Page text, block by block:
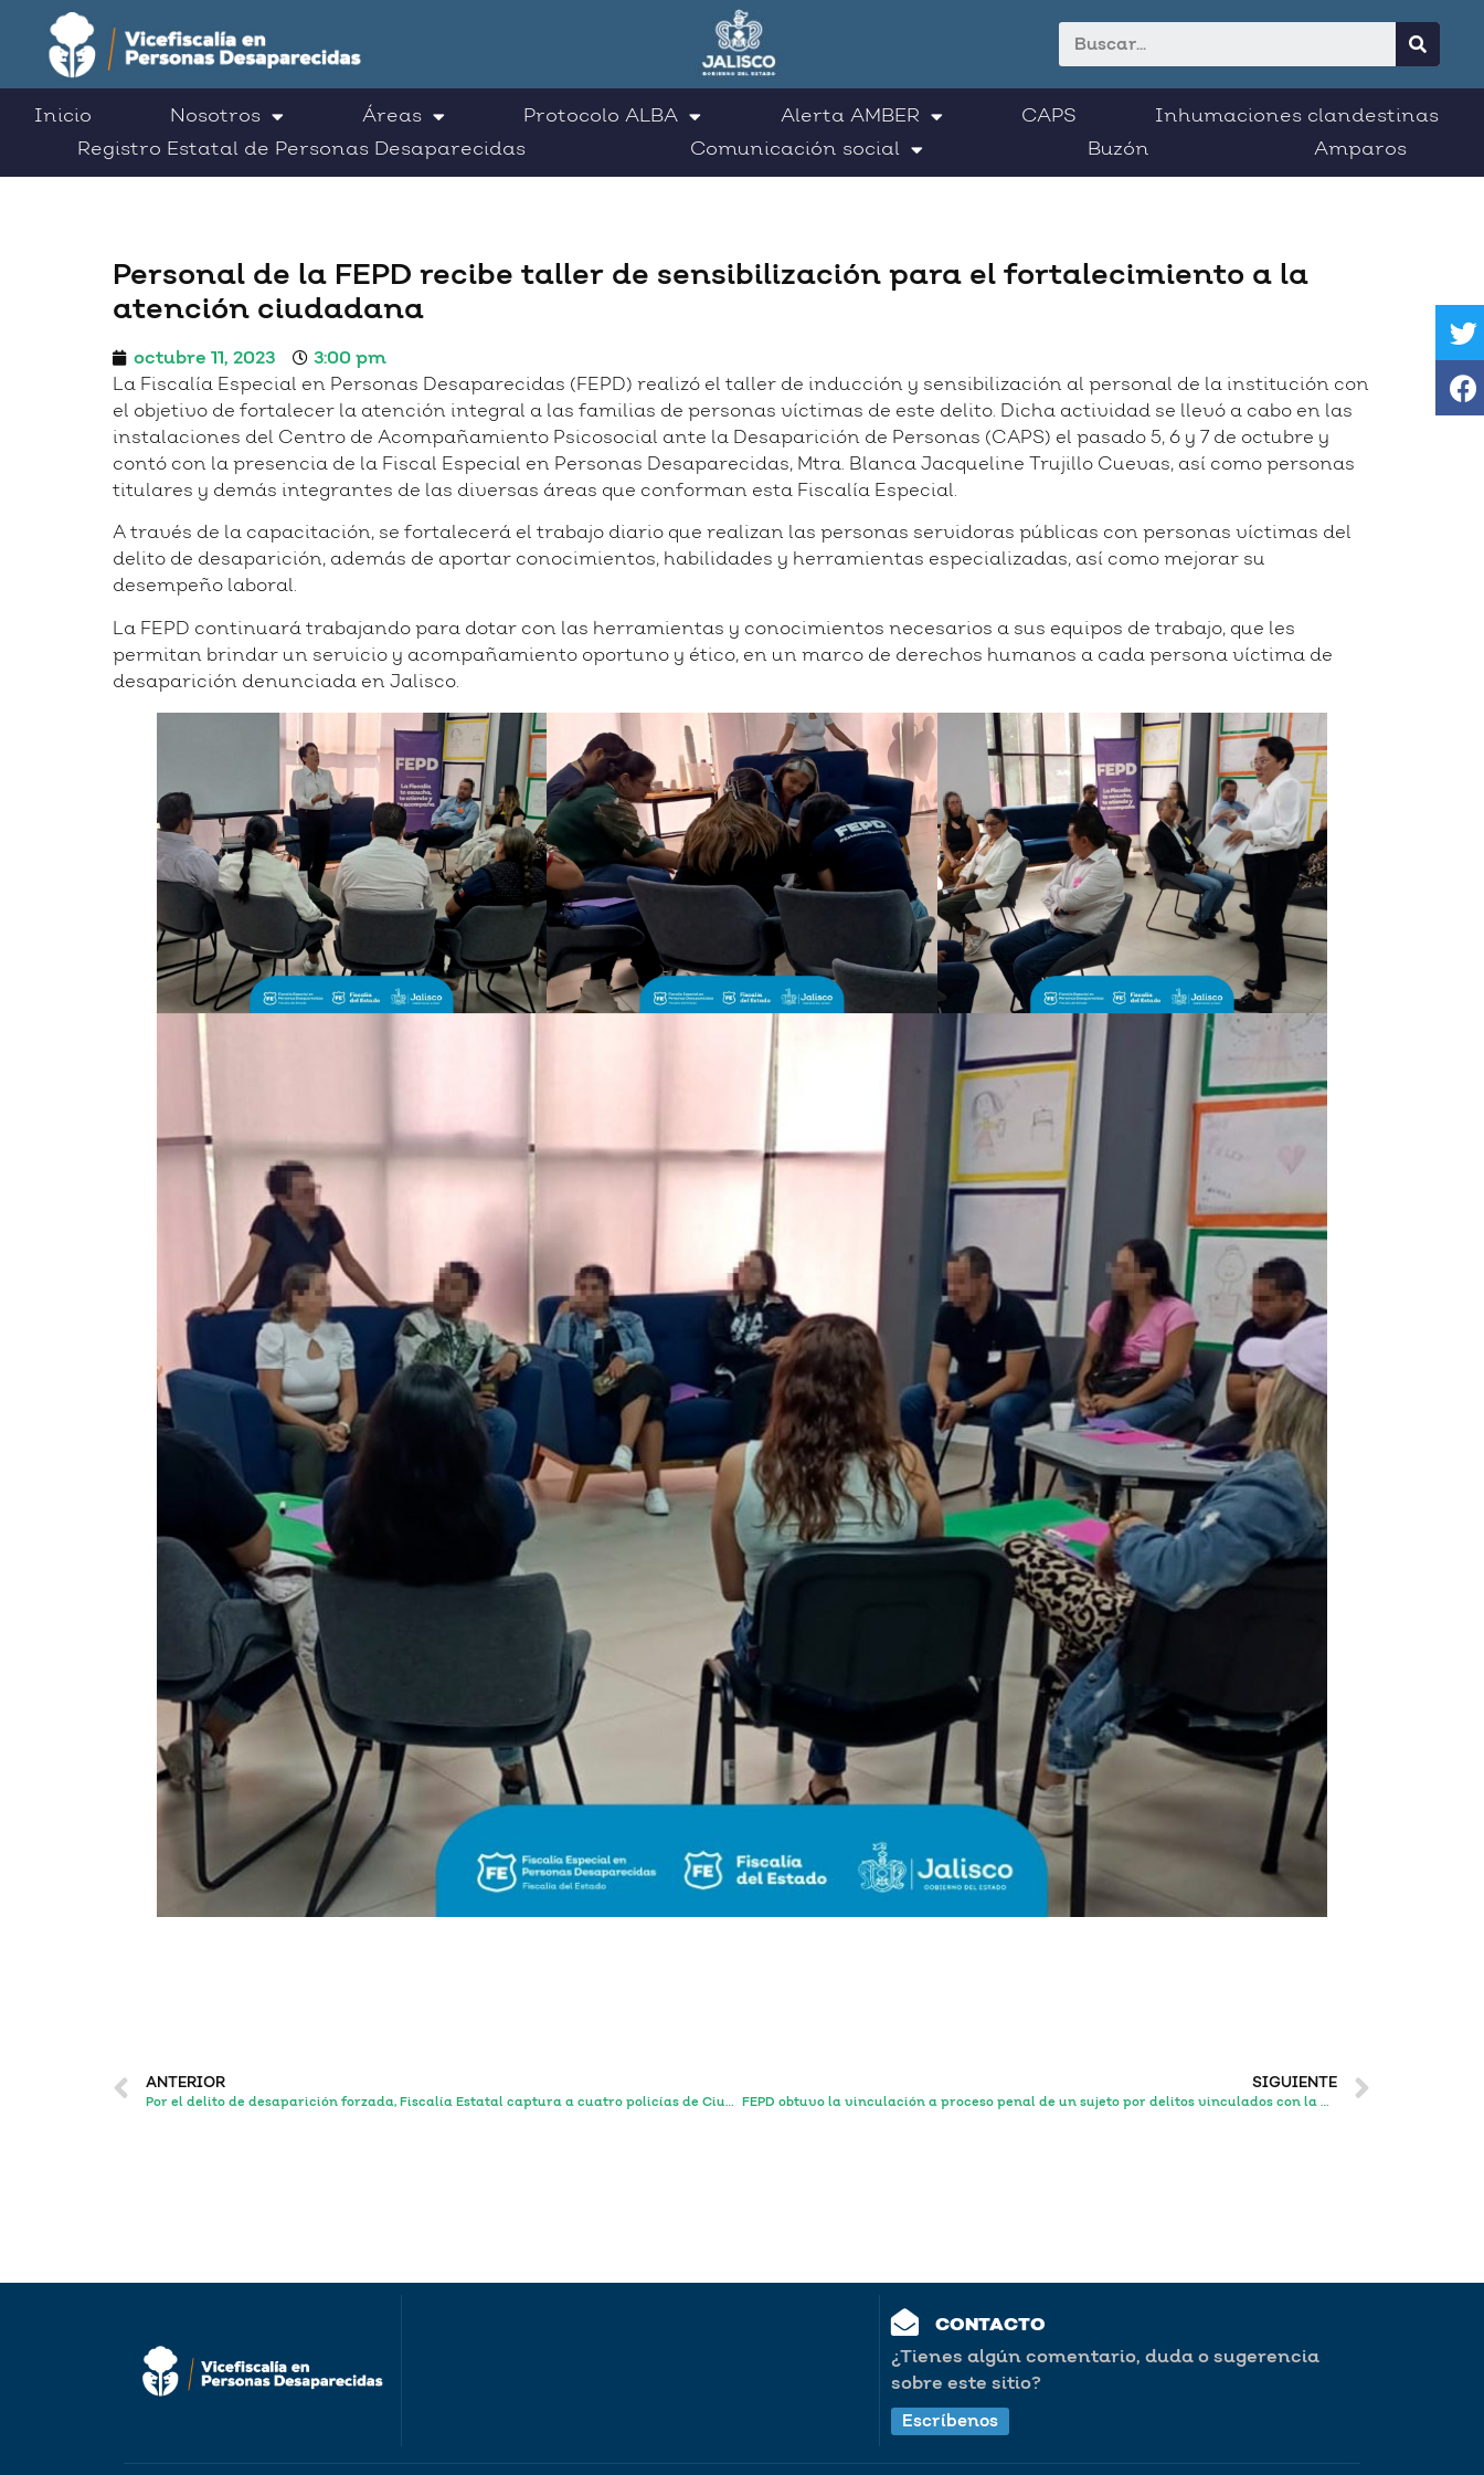
Inicio Nosotros Áreas Protocolo ALBA Alerta AMBER CAPS
Inhumaciones clandestinas
Registro Estatal de Personas Desaparecidas
Comunicación social Buzón Amparos
Personal de la FEPD recibe taller de sensibilización para el fortalecimiento a la
atención ciudadana
octubre 11, 2023
3:00 pm
La Fiscalía Especial en Personas Desaparecidas (FEPD) realizó el taller de inducción y sensibilización al personal de la institución con
el objetivo de fortalecer la atención integral a las familias de personas víctimas de este delito. Dicha actividad se llevó a cabo en las
instalaciones del Centro de Acompañamiento Psicosocial ante la Desaparición de Personas (CAPS) el pasado 5, 6 y 7 de octubre y
contó con la presencia de la Fiscal Especial en Personas Desaparecidas, Mtra. Blanca Jacqueline Trujillo Cuevas, así como personas
titulares y demás integrantes de las diversas áreas que conforman esta Fiscalía Especial.
A través de la capacitación, se fortalecerá el trabajo diario que realizan las personas servidoras públicas con personas víctimas del
delito de desaparición, además de aportar conocimientos, habilidades y herramientas especializadas, así como mejorar su
desempeño laboral.
La FEPD continuará trabajando para dotar con las herramientas y conocimientos necesarios a sus equipos de trabajo, que les
permitan brindar un servicio y acompañamiento oportuno y ético, en un marco de derechos humanos a cada persona víctima de
desaparición denunciada en Jalisco.
ANTERIOR
Por el delito de desaparición forzada, Fiscalía Estatal captura a cuatro policías de Ciudad Guzmán
SIGUIENTE
FEPD obtuvo la vinculación a proceso penal de un sujeto por delitos vinculados con la desaparición de personas
CONTACTO
¿Tienes algún comentario, duda o sugerencia
sobre este sitio?
Escríbenos